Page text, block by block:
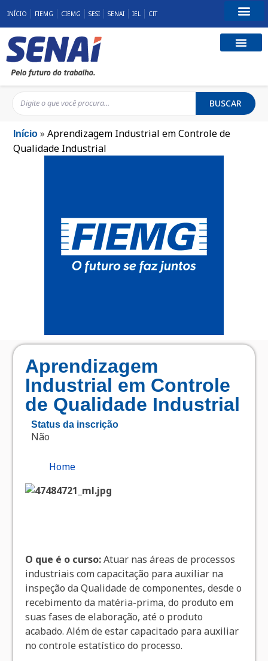
INÍCIO FIEMG CIEMG SESI SENAI IEL CIT
BUSCAR
Início »Aprendizagem Industrial em Controle de
Qualidade Industrial
Aprendizagem
Industrial em Controle
de Qualidade Industrial
Status da inscrição
Não
Home
O que é o curso:Atuar nas áreas de processos
industriais com capacitação para auxiliar na
inspeção da Qualidade de componentes, desde o
recebimento da matéria-prima, do produto em
suas fases de elaboração, até o produto
acabado. Além de estar capacitado para auxiliar
no controle estatístico do processo.